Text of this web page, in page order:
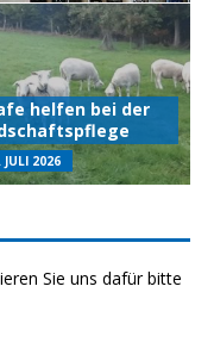
helfen bei der
JULI 2026
Sie uns dafür bitte